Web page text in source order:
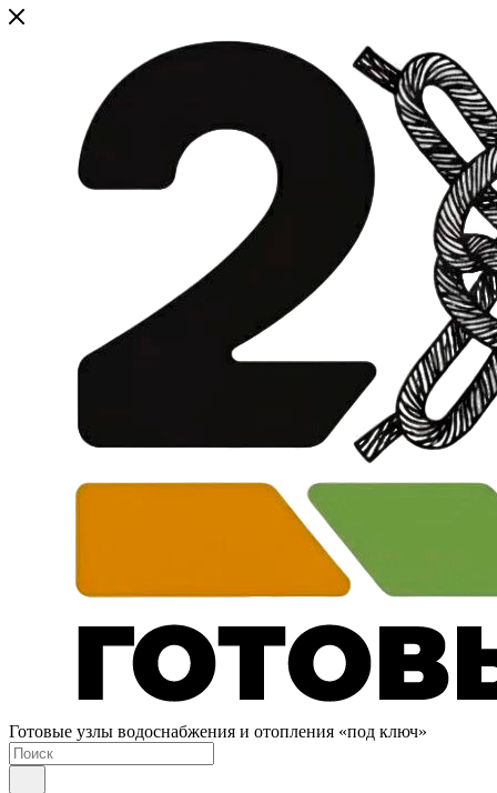
Готовые узлы водоснабжения и отопления «под ключ»